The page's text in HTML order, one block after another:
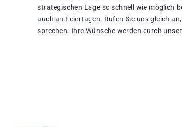
strategischen Lage so schnell wie möglich
auch an Feiertagen. Rufen Sie uns gleich
sprechen. Ihre Wünsche werden durch